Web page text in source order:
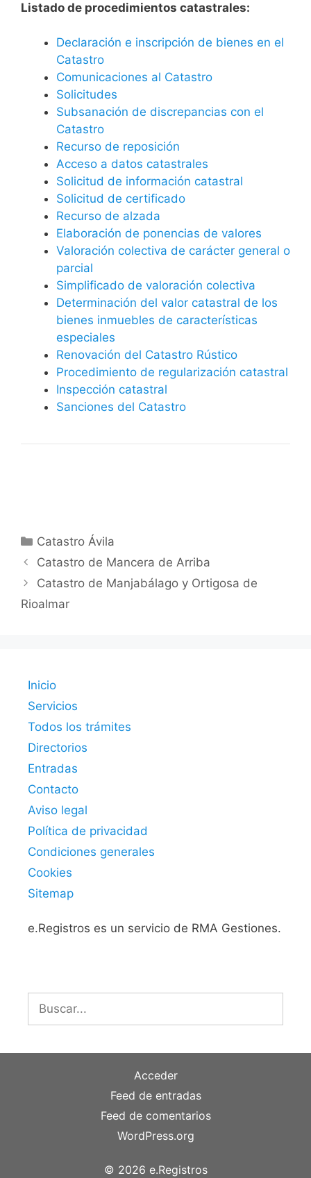
Listado de procedimientos catastrales:
Declaración e inscripción de bienes en el
Catastro
Comunicaciones al Catastro
Solicitudes
Subsanación de discrepancias con el
Catastro
Recurso de reposición
Acceso a datos catastrales
Solicitud de información catastral
Solicitud de certificado
Recurso de alzada
Elaboración de ponencias de valores
Valoración colectiva de carácter general o
parcial
Simplificado de valoración colectiva
Determinación del valor catastral de los
bienes inmuebles de características
especiales
Renovación del Catastro Rústico
Procedimiento de regularización catastral
Inspección catastral
Sanciones del Catastro
Categorías
Catastro Ávila
Catastro de Mancera de Arriba
Catastro de Manjabálago y Ortigosa de
Rioalmar
Inicio
Servicios
Todos los trámites
Directorios
Entradas
Contacto
Aviso legal
Política de privacidad
Condiciones generales
Cookies
Sitemap
e.Registros es un servicio de RMA Gestiones.
Acceder
Feed de entradas
Feed de comentarios
WordPress.org
© 2026 e.Registros